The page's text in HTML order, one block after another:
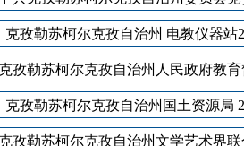
克孜勒苏柯尔克孜自治州 电教仪器站
克孜勒苏柯尔克孜自治州国土资源局